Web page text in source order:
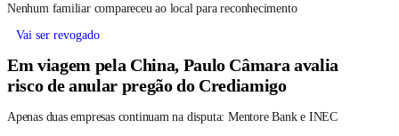
Nenhum familiar compareceu ao local para reconhecimento
Vai ser revogado
Em viagem pela China, Paulo Câmara avalia
risco de anular pregão do Crediamigo
Apenas duas empresas continuam na disputa: Mentore Bank e INEC